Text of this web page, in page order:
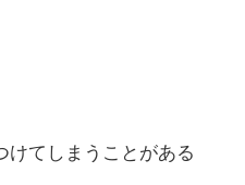
けてしまうことがある